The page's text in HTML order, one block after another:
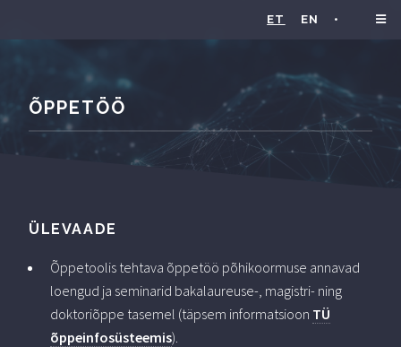
ET EN •
ÕPPETÖÖ
ÜLEVAADE
Õppetoolis tehtava õppetöö põhikoormuse annavad
loengud ja seminarid bakalaureuse-, magistri- ning
doktoriõppe tasemel (täpsem informatsioon TÜ
õppeinfosüsteemis).